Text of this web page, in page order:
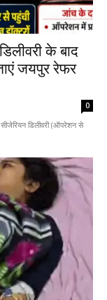
के बाद
जयपुर रेफर
0
डिलीवरी (ऑपरेशन से